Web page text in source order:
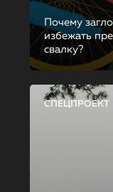
Почему
избежать
свалку?
СПЕЦПРОЕКТ